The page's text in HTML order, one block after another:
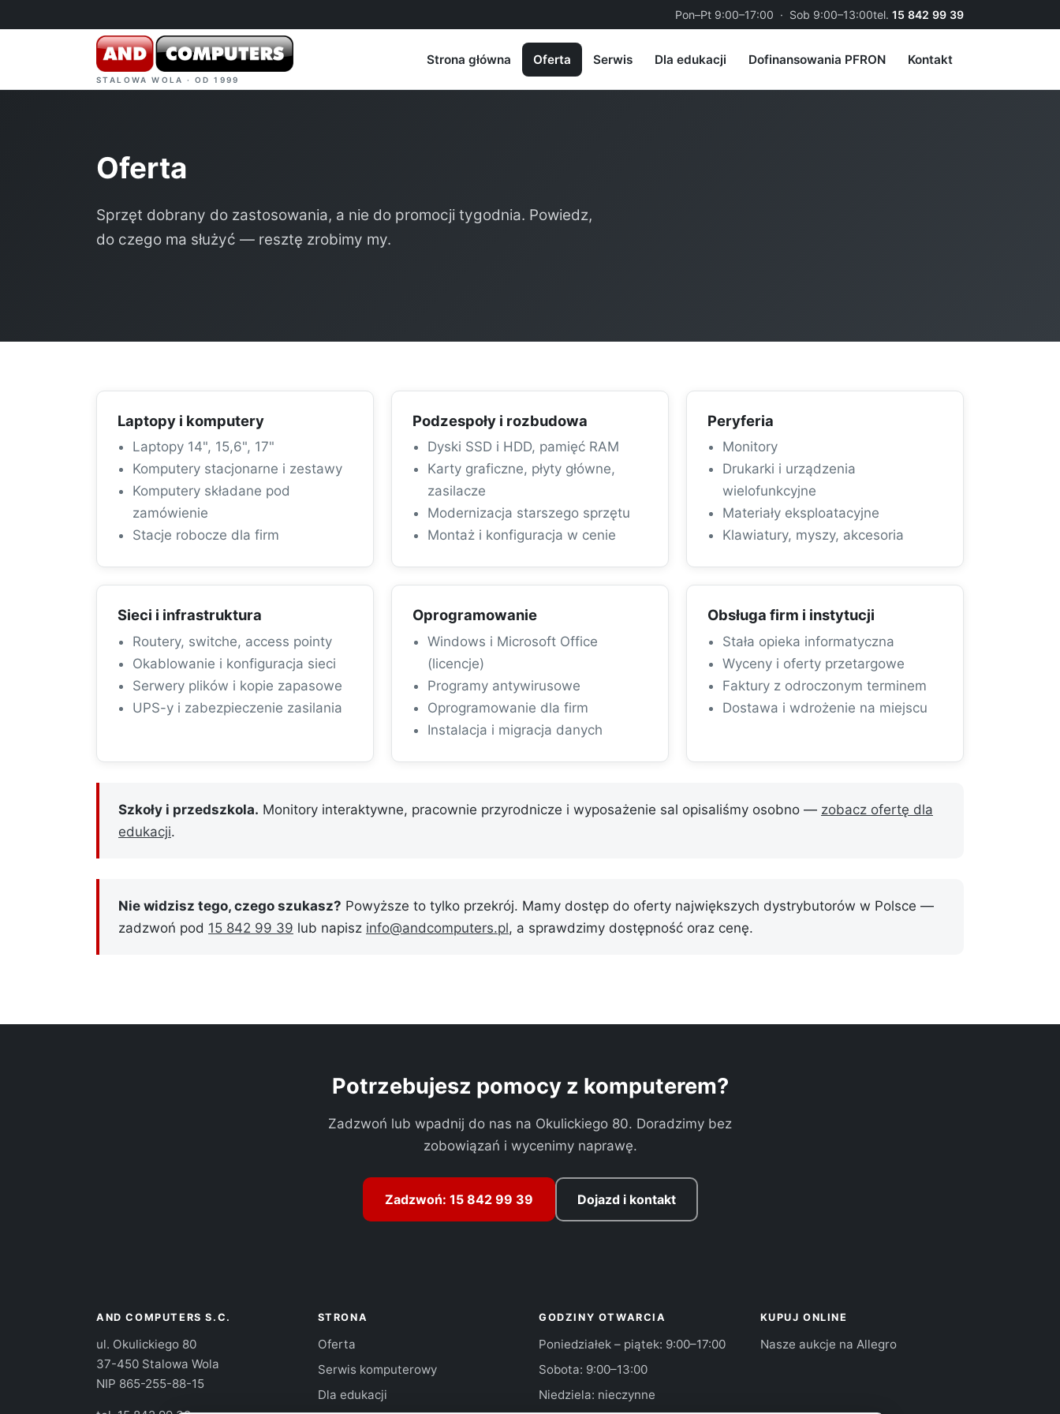
Pon–Pt 9:00–17:00 · Sob 9:00–13:00tel. 15 842 99 39
STALOWA WOLA · OD 1999
Strona główna Oferta Serwis Dla edukacji Dofinansowania PFRON Kontakt
Oferta
Sprzęt dobrany do zastosowania, a nie do promocji tygodnia. Powiedz,
do czego ma służyć — resztę zrobimy my.
Laptopy i komputery
Laptopy 14", 15,6", 17"
Komputery stacjonarne i zestawy
Komputery składane pod
zamówienie
Stacje robocze dla firm
Podzespoły i rozbudowa
Dyski SSD i HDD, pamięć RAM
Karty graficzne, płyty główne,
zasilacze
Modernizacja starszego sprzętu
Montaż i konfiguracja w cenie
Peryferia
Monitory
Drukarki i urządzenia
wielofunkcyjne
Materiały eksploatacyjne
Klawiatury, myszy, akcesoria
Sieci i infrastruktura
Routery, switche, access pointy
Okablowanie i konfiguracja sieci
Serwery plików i kopie zapasowe
UPS-y i zabezpieczenie zasilania
Oprogramowanie
Windows i Microsoft Office
(licencje)
Programy antywirusowe
Oprogramowanie dla firm
Instalacja i migracja danych
Obsługa firm i instytucji
Stała opieka informatyczna
Wyceny i oferty przetargowe
Faktury z odroczonym terminem
Dostawa i wdrożenie na miejscu
Szkoły i przedszkola. Monitory interaktywne, pracownie przyrodnicze i wyposażenie sal opisaliśmy osobno — zobacz ofertę dla
edukacji.
Nie widzisz tego, czego szukasz? Powyższe to tylko przekrój. Mamy dostęp do oferty największych dystrybutorów w Polsce —
zadzwoń pod 15 842 99 39 lub napisz info@andcomputers.pl, a sprawdzimy dostępność oraz cenę.
Potrzebujesz pomocy z komputerem?
Zadzwoń lub wpadnij do nas na Okulickiego 80. Doradzimy bez
zobowiązań i wycenimy naprawę.
Zadzwoń: 15 842 99 39 Dojazd i kontakt
AND COMPUTERS S.C.
ul. Okulickiego 80
37-450 Stalowa Wola
NIP 865-255-88-15
STRONA
Oferta
Serwis komputerowy
Dla edukacji
GODZINY OTWARCIA
Poniedziałek – piątek: 9:00–17:00
Sobota: 9:00–13:00
Niedziela: nieczynne
KUPUJ ONLINE
Nasze aukcje na Allegro